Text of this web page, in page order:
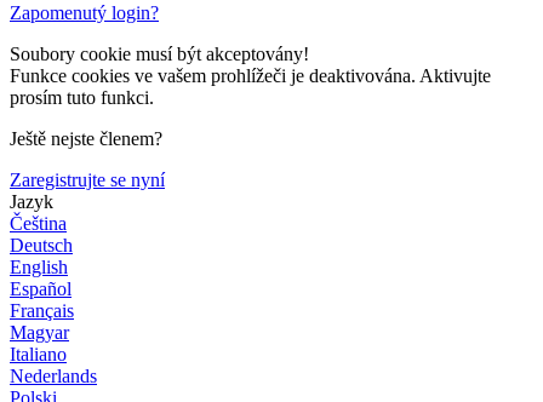
Zapomenutý login?
Soubory cookie musí být akceptovány!
Funkce cookies ve vašem prohlížeči je deaktivována. Aktivujte
prosím tuto funkci.
Ještě nejste členem?
Zaregistrujte se nyní
Jazyk
Čeština
Deutsch
English
Español
Français
Magyar
Italiano
Nederlands
Polski